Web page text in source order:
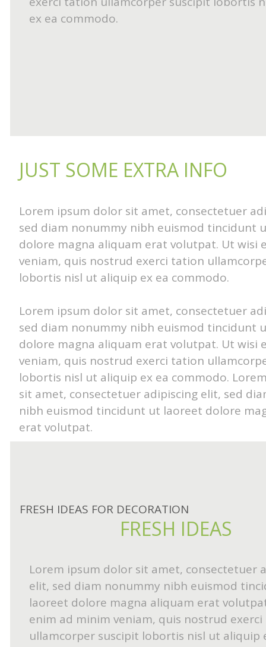
ex ea commodo.
JUST SOME EXTRA INFO
Lorem ipsum dolor sit amet, consectetuer
sed diam nonummy nibh euismod tincidunt
dolore magna aliquam erat volutpat. Ut wisi
veniam, quis nostrud exerci tation
lobortis nisl ut aliquip ex ea commodo.
Lorem ipsum dolor sit amet, consectetuer
sed diam nonummy nibh euismod tincidunt
dolore magna aliquam erat volutpat. Ut wisi
veniam, quis nostrud exerci tation
lobortis nisl ut aliquip ex ea commodo.
sit amet, consectetuer adipiscing elit, sed
nibh euismod tincidunt ut laoreet dolore
erat volutpat.
FRESH IDEAS FOR DECORATION
FRESH IDEAS
Lorem ipsum dolor sit amet, consectetuer
elit, sed diam nonummy nibh euismod
laoreet dolore magna aliquam erat
enim ad minim veniam, quis nostrud
ullamcorper suscipit lobortis nisl ut aliquip